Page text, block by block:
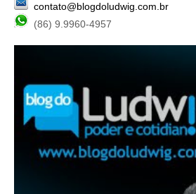
contato@blogdoludwig.com.br
(86) 9.9960-4957